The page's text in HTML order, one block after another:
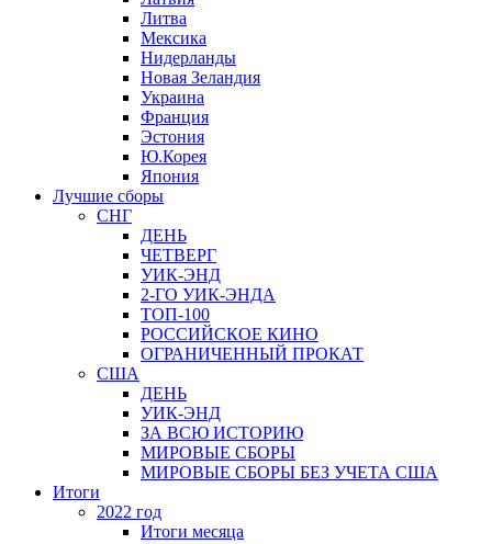
Литва
Мексика
Нидерланды
Новая Зеландия
Украина
Франция
Эстония
Ю.Корея
Япония
Лучшие сборы
СНГ
ДЕНЬ
ЧЕТВЕРГ
УИК-ЭНД
2-ГО УИК-ЭНДА
ТОП-100
РОССИЙСКОЕ КИНО
ОГРАНИЧЕННЫЙ ПРОКАТ
США
ДЕНЬ
УИК-ЭНД
ЗА ВСЮ ИСТОРИЮ
МИРОВЫЕ СБОРЫ
МИРОВЫЕ СБОРЫ БЕЗ УЧЕТА США
Итоги
2022 год
Итоги месяца